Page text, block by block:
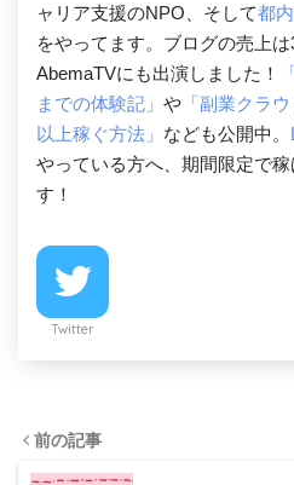
ャリア支援のNPO、そして都
をやってます。ブログの売上
AbemaTVにも出演しました！
までの体験記」 や 「副業クラ
以上稼ぐ方法」 なども公開中。
やっている方へ、期間限定で
す！
Twitter
前の記事